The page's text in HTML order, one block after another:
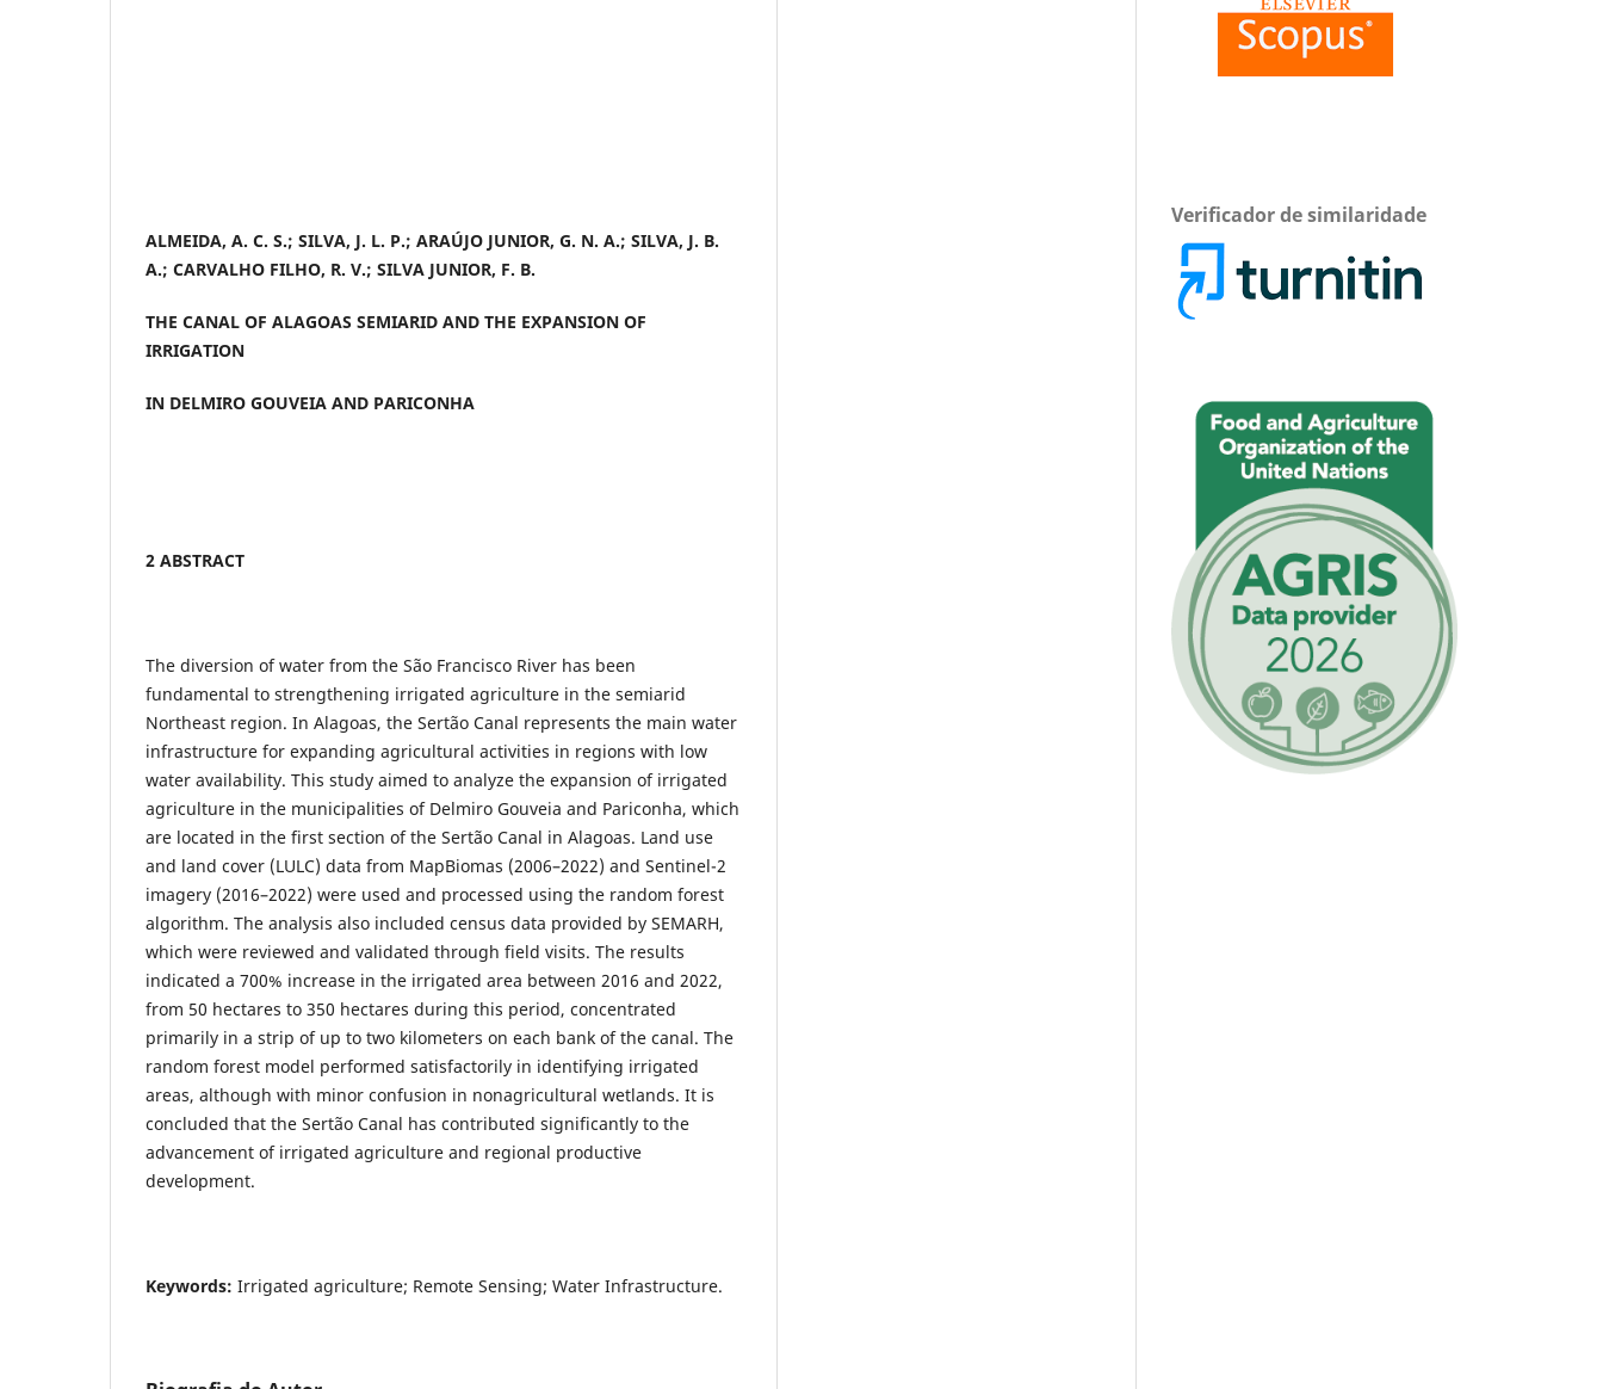
ALMEIDA, A. C. S.; SILVA, J. L. P.; ARAÚJO JUNIOR, G. N. A.; SILVA, J. B.
A.; CARVALHO FILHO, R. V.; SILVA JUNIOR, F. B.
THE CANAL OF ALAGOAS SEMIARID AND THE EXPANSION OF
IRRIGATION
IN DELMIRO GOUVEIA AND PARICONHA
2 ABSTRACT
The diversion of water from the São Francisco River has been
fundamental to strengthening irrigated agriculture in the semiarid
Northeast region. In Alagoas, the Sertão Canal represents the main water
infrastructure for expanding agricultural activities in regions with low
water availability. This study aimed to analyze the expansion of irrigated
agriculture in the municipalities of Delmiro Gouveia and Pariconha, which
are located in the first section of the Sertão Canal in Alagoas. Land use
and land cover (LULC) data from MapBiomas (2006–2022) and Sentinel-2
imagery (2016–2022) were used and processed using the random forest
algorithm. The analysis also included census data provided by SEMARH,
which were reviewed and validated through field visits. The results
indicated a 700% increase in the irrigated area between 2016 and 2022,
from 50 hectares to 350 hectares during this period, concentrated
primarily in a strip of up to two kilometers on each bank of the canal. The
random forest model performed satisfactorily in identifying irrigated
areas, although with minor confusion in nonagricultural wetlands. It is
concluded that the Sertão Canal has contributed significantly to the
advancement of irrigated agriculture and regional productive
development.
Keywords: Irrigated agriculture; Remote Sensing; Water Infrastructure.
Verificador de similaridade